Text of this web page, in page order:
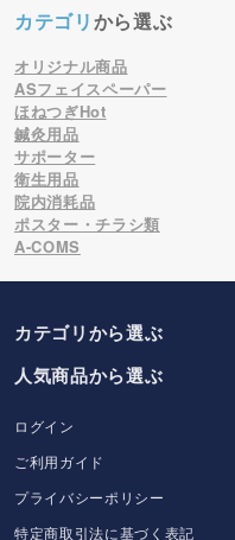
カテゴリから選ぶ
オリジナル商品
ASフェイスペーパー
ほねつぎHot
鍼灸用品
サポーター
衛生用品
院内消耗品
ポスター・チラシ類
A-COMS
カテゴリから選ぶ
人気商品から選ぶ
ログイン
ご利用ガイド
プライバシーポリシー
特定商取引法に基づく表記